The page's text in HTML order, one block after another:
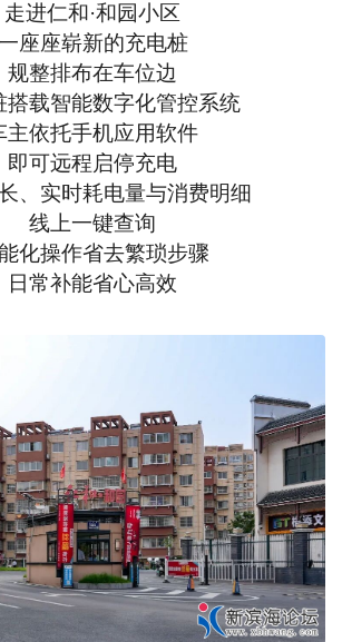
走进仁和·和园小区
座座崭新的充电桩
规整排布在车位边
搭载智能数字化管控系统
主依托手机应用软件
即可远程启停充电
、实时耗电量与消费明细
线上一键查询
化操作省去繁琐步骤
日常补能省心高效